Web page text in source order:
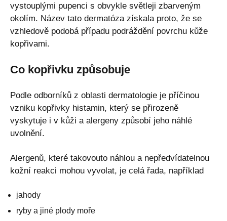
vystouplými pupenci s obvykle světleji zbarveným
okolím. Název tato dermatóza získala proto, že se
vzhledově podobá případu podráždění povrchu kůže
kopřivami.
Co kopřivku způsobuje
Podle odborníků z oblasti dermatologie je příčinou
vzniku kopřivky histamin, který se přirozeně
vyskytuje i v kůži a alergeny způsobí jeho náhlé
uvolnění.
Alergenů, které takovouto náhlou a nepředvídatelnou
kožní reakci mohou vyvolat, je celá řada, například
jahody
ryby a jiné plody moře